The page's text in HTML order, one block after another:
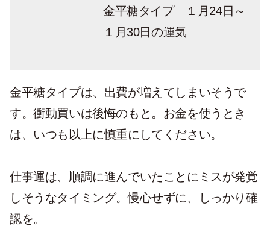
金平糖タイプ １月24日～
１月30日の運気
金平糖タイプは、出費が増えてしまいそうで
す。衝動買いは後悔のもと。お金を使うとき
は、いつも以上に慎重にしてください。
仕事運は、順調に進んでいたことにミスが発覚
しそうなタイミング。慢心せずに、しっかり確
認を。